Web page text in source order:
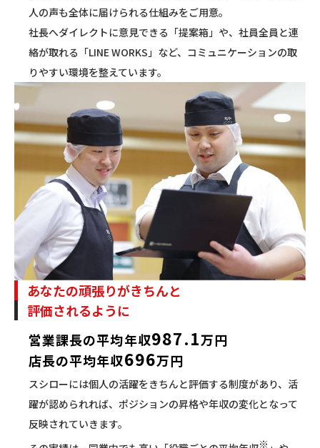
人の声も全体に届けられる仕組みをご用意。
社長へダイレクトに意見できる「提案箱」や、社員全員と連
絡が取れる「LINE WORKS」など、コミュニケーションの取
りやすい環境を整えています。
あなたの頑張りがきちんと
評価されるように
営業課長の平均年収987.1万円
店長の平均年収696万円
スシローには個人の活躍をきちんと評価する制度があり、活
躍が認められれば、ポジションの昇格や年収の変化となって
反映されていきます。
※